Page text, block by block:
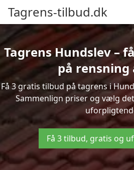
Tagrens-tilbud.dk
Tagrens Hundslev –
på rensning
Få 3 gratis tilbud på tagrens i
Sammenlign priser og vælg
Få 3 tilbud, gratis og